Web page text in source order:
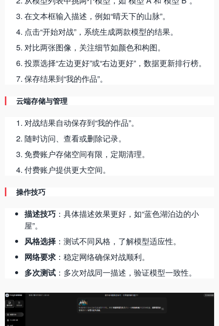
在文本框输入描述，例如“晴天下的山脉”。
点击“开始对战”，系统生成两款模型的结果。
对比两张图像，关注细节如颜色和构图。
投票选择“左边更好”或“右边更好”，数据更新排行榜。
保存结果到“我的作品”。
云端存储与管理
对战结果自动保存到“我的作品”。
随时访问、查看或删除记录。
免费账户存储空间有限，定期清理。
付费账户提供更大空间。
操作技巧
描述技巧 ：具体描述效果更好，如“蓝色湖泊边的小
屋”。
风格选择 ：测试不同风格，了解模型适应性。
网络要求 ：稳定网络确保对战顺利。
多次测试 ：多次对战同一描述，验证模型一致性。